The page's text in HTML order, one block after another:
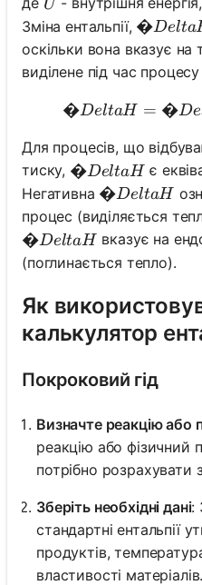
U
Зміна ентальпії, �Delta
�Delta
оскільки вона вказує на
виділене під час
�DeltaH = �De
Для процесів, що
тиску, �Delta H
�DeltaH є
Негативна �Delta H
�DeltaH
процес (виділяється
�Delta H
�DeltaH вказує на
(поглинається тепло).
Як
калькулятор
Покроковий гід
Визначте реакцію або
реакцію або фізичний
потрібно розрахувати
Зберіть необхідні дані:
стандартні ентальпії
продуктів,
властивості матеріалів.